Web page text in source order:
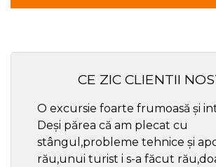
CE ZIC CLIENTII
O excursie foarte frumoasă și
Deși părea că am plecat cu
stângul,probleme tehnice și
rău,unui turist i s-a făcut